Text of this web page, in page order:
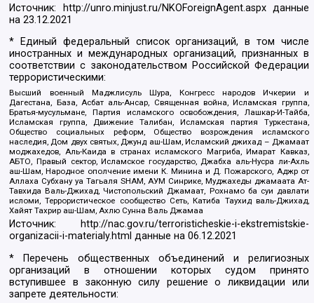
Источник: http://unro.minjust.ru/NKOForeignAgent.aspxданные
на23.12.2021
* Единый федеральный список организаций, в том числе
иностранных и международных организаций, признанных в
соответствии с законодательством Российской Федерации
террористическими:
Высший военный Маджлисуль Шура, Конгресс народов Ичкерии и
Дагестана, База, Асбат аль-Ансар, Священная война, Исламская группа,
Братья-мусульмане, Партия исламского освобождения, Лашкар-И-Тайба,
Исламская группа, Движение Талибан, Исламская партия Туркестана,
Общество социальных реформ, Общество возрождения исламского
наследия, Дом двух святых, Джунд аш-Шам, Исламский джихад – Джамаат
моджахедов, Аль-Каида в странах исламского Магриба, Имарат Кавказ,
АБТО, Правый сектор, Исламское государство, Джабха аль-Нусра ли-Ахль
аш-Шам, Народное ополчение имени К. Минина и Д. Пожарского, Аджр от
Аллаха Субхану уа Тагьаля SHAM, АУМ Синрике, Муджахеды джамаата Ат-
Тавхида Валь-Джихад, Чистопольский Джамаат, Рохнамо ба суи давлати
исломи, Террористическое сообщество Сеть, Катиба Таухид валь-Джихад,
Хайят Тахрир аш-Шам, Ахлю Сунна Валь Джамаа
Источник:
http://nac.gov.ru/terroristicheskie-i-ekstremistskie-
organizacii-i-materialy.html данные на06.12.2021
* Перечень общественных объединений и религиозных
организаций в отношении которых судом принято
вступившее в законную силу решение о ликвидации или
запрете деятельности: